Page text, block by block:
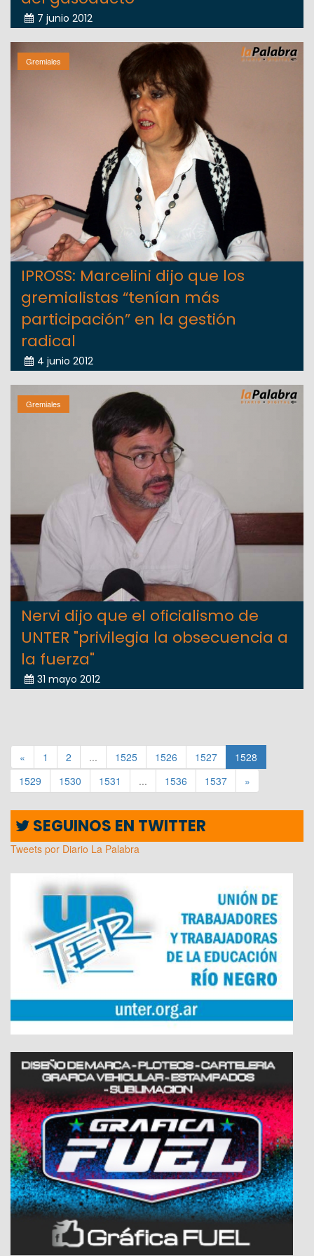
7 junio 2012
Gremiales
IPROSS: Marcelini dijo que los
gremialistas “tenían más
participación” en la gestión
radical
4 junio 2012
Gremiales
Nervi dijo que el oficialismo de
UNTER "privilegia la obsecuencia a
la fuerza"
31 mayo 2012
« 1 2 ... 1525 1526 1527
1528
1529
1530 1531 ... 1536 1537 »
SEGUINOS EN TWITTER
Tweets por Diario La Palabra